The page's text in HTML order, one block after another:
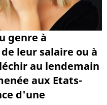
genre à
leur salaire ou à
au lendemain
aux Etats-
d'une